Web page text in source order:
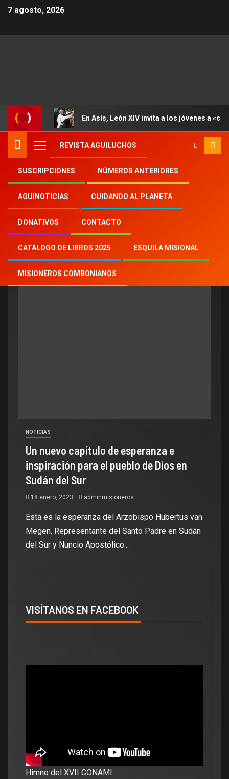
7 agosto, 2026
En Asís, León XIV invita a los jóvenes a
REVISTA AGUILUCHOS
SUSCRIPCIONES NÚMEROS ANTERIORES
AGUINOTICIAS CUIDANDO AL PLANETA
DONATIVOS CONTACTO
CATÁLOGO DE LIBROS 2025 ESQUILA MISIONAL
MISIONEROS COMBONIANOS
Inicio Aguinoticias Hubertus van Megen
Hubertus van Megen
NOTICIAS
Un nuevo capítulo de esperanza e
inspiración para el pueblo de Dios en
Sudán del Sur
18 enero, 2023 adminmisioneros
Esta es la esperanza del Arzobispo Hubertus van
Megen, Representante del Santo Padre en Sudán
del Sur y Nuncio Apostólico...
VISÍTANOS EN FACEBOOK
Himno del XVII CONAMI